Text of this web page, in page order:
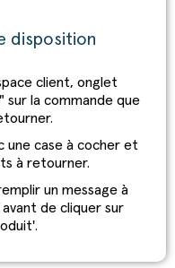
disposition
client, onglet
sur la commande que
une case à cocher et
à retourner.
un message à
de cliquer sur